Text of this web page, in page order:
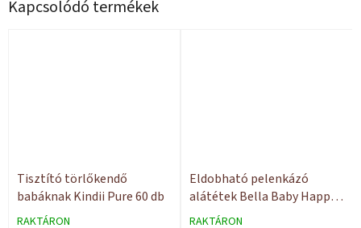
Kapcsolódó termékek
Tisztító törlőkendő
babáknak Kindii Pure 60 db
RAKTÁRON
Eldobható pelenkázó
alátétek Bella Baby Happy
60x60 10 db
RAKTÁRON